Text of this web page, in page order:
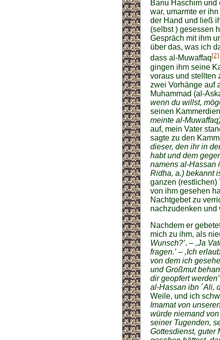
Banu Haschim und
war, umarmte er
der Hand und ließ
(selbst ) gesessen
Gespräch mit ihm
über das, was ich
dass al-Muwaffaq[2]
gingen ihm seine
voraus und stellten
zwei Vorhänge auf
Muhammad (al-
wenn du willst,
seinen
meinte al-
auf, mein Vater
sagte zu den
dieser, den ihr in
habt und dem
namens al-Hassan
Ridha, a.) bekannt
ganzen (restlichen)
von ihm gesehen
Nachtgebet zu
nachzudenken und
Nachdem er
mich zu ihm, als
Wunsch?’. – ‚Ja
fragen.’ – ‚Ich
von dem ich
und Großmut
dir geopfert
al-Hassan ibn ´Ali,
Weile, und ich
Imamat von
würde niemand
seiner Tugenden,
Gottesdienst, guter